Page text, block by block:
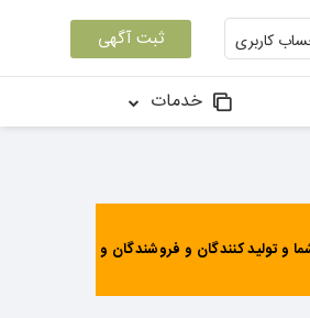
کاربری ثبت آگهی
خدمات
و تولید کنندگان و فروشندگان و